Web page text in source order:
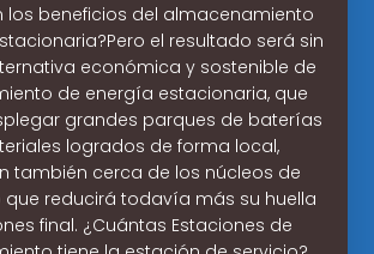
los beneficios del almacenamiento
el resultado será sin
económica y sostenible de
de energía estacionaria, que
grandes parques de baterías
logrados de forma local,
también cerca de los núcleos de
que reducirá todavía más su huella
final. ¿Cuántas Estaciones de